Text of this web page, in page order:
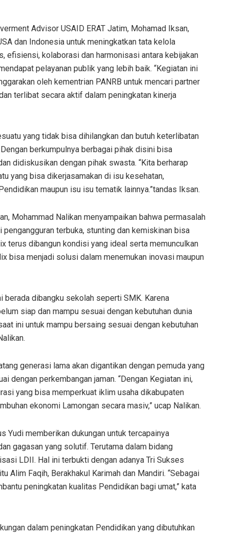
Advisor USAID ERAT Jatim, Mohamad Iksan,
dan Indonesia untuk meningkatkan tata kelola
efisiensi, kolaborasi dan harmonisasi antara kebijakan
pelayanan publik yang lebih baik. “Kegiatan ini
oleh kementrian PANRB untuk mencari partner
terlibat secara aktif dalam peningkatan kinerja
yang tidak bisa dihilangkan dan butuh keterlibatan
berkumpulnya berbagai pihak disini bisa
didiskusikan dengan pihak swasta. “Kita berharap
yang bisa dikerjasamakan di isu kesehatan,
maupun isu isu tematik lainnya.”tandas Iksan.
Mohammad Nalikan menyampaikan bahwa permasalah
terbuka, stunting dan kemiskinan bisa
terus dibangun kondisi yang ideal serta memunculkan
bisa menjadi solusi dalam menemukan inovasi maupun
berada dibangku sekolah seperti SMK. Karena
siap dan mampu sesuai dengan kebutuhan dunia
ini untuk mampu bersaing sesuai dengan kebutuhan
generasi lama akan digantikan dengan pemuda yang
dengan perkembangan jaman. “Dengan Kegiatan ini,
yang bisa memperkuat iklim usaha dikabupaten
ekonomi Lamongan secara masiv,” ucap Nalikan.
Yudi memberikan dukungan untuk tercapainya
gagasan yang solutif. Terutama dalam bidang
LDII. Hal ini terbukti dengan adanya Tri Sukses
Alim Faqih, Berakhakul Karimah dan Mandiri. “Sebagai
peningkatan kualitas Pendidikan bagi umat,” kata
dalam peningkatan Pendidikan yang dibutuhkan